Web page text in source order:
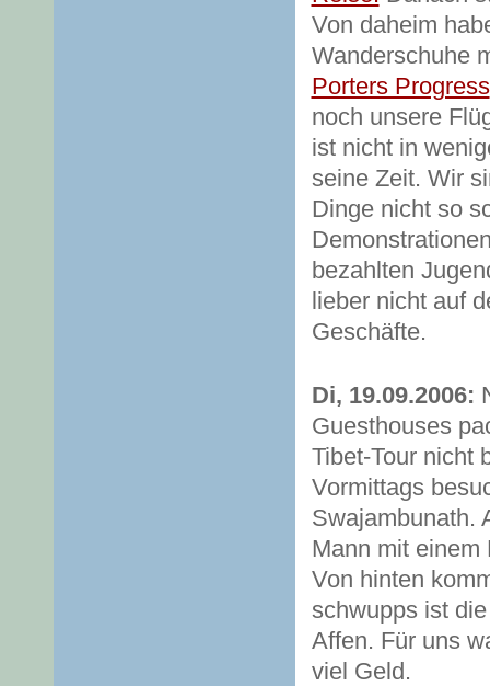
Von daheim
Wanderschuhe
Porters Progress
noch unsere
ist nicht in
seine Zeit. Wir
Dinge nicht so
bezahlten
lieber nicht auf
Geschäfte.
Di, 19.09.2006:
Guesthouses
Tibet-Tour nicht
Vormittags
Swajambunath.
Mann mit einem
Von hinten
schwupps ist
Affen. Für uns
viel Geld.